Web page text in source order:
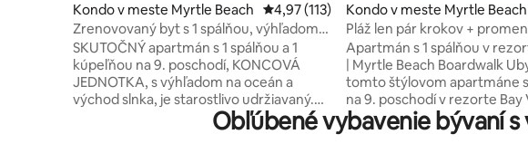
Kondo v meste Myrtle Beach Priemerné ohodnotenie 4,97 z 5, počet
4,97 (113)
Zrenovovaný byt s 1 spálňou, výhľadom
na východ slnka, bazénmi a posilňovňou
SKUTOČNÝ apartmán s 1 spálňou a 1
kúpeľňou na 9. poschodí, KONCOVÁ
JEDNOTKA, s výhľadom na oceán a
východ slnka, je starostlivo udržiavaný.
Priestranný majster ponúka 1 manželskú
posteľ King. Nová rozkladacia pohovka a
Kondo v meste Myrtle Beach
Pláž len pár krokov +
View Resort
Apartmán s 1 spálňou v
| Myrtle Beach Boardwalk
tomto štýlovom apartmáne s
na 9. poschodí v rezorte Bay
v srdci Myrtle Beach. Vlastný
výhľadom na mesto a západ
Obľúbené vybavenie bývaní